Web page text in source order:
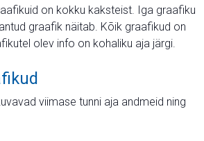
on kokku kaksteist. Iga graafiku
graafik näitab. Kõik graafikud on
olev info on kohaliku aja järgi.
viimase tunni aja andmeid ning